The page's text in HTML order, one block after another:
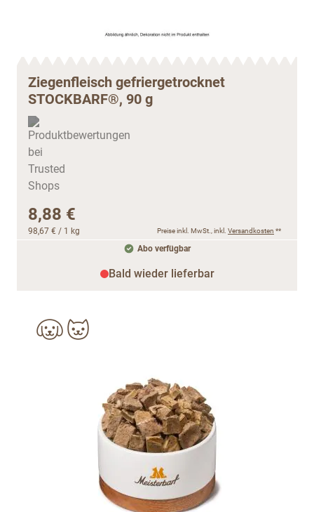
Ziegenfleisch gefriergetrocknet
STOCKBARF®, 90 g
8,88 €
98,67 € / 1 kg Preise inkl. MwSt., inkl. Versandkosten **
Abo verfügbar
Bald wieder lieferbar